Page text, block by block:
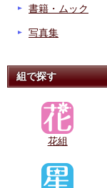
書籍・ムック
写真集
組で探す
花組